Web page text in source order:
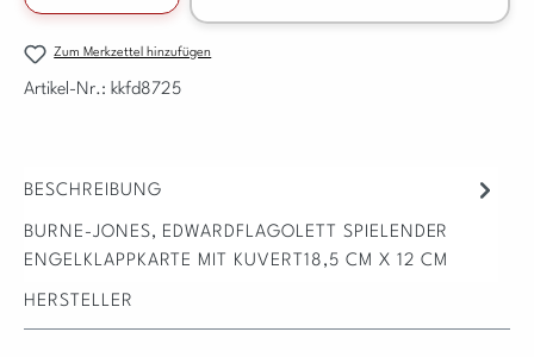
Zum Merkzettel hinzufügen
Artikel-Nr.: kkfd8725
BESCHREIBUNG
BURNE-JONES, EDWARDFLAGOLETT SPIELENDER
ENGELKLAPPKARTE MIT KUVERT18,5 CM X 12 CM
HERSTELLER